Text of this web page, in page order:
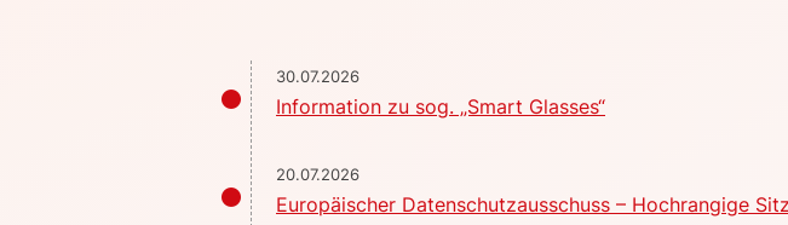
30.07.2026
Information zu sog. „Smart Glasses“
20.07.2026
Europäischer Datenschutzausschuss – Hochrangige